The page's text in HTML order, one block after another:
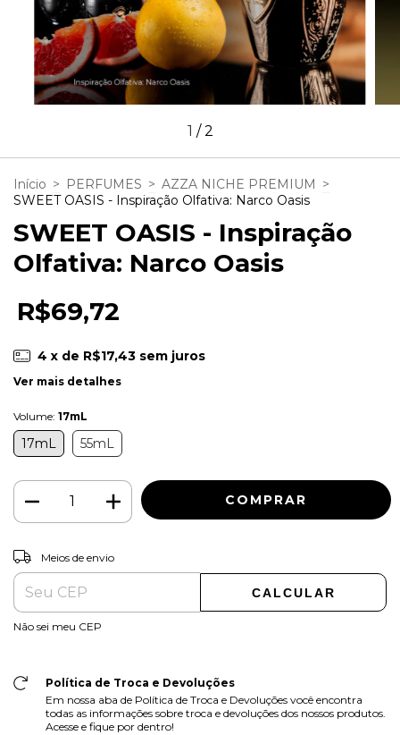
1 /2
Início > PERFUMES > AZZA NICHE PREMIUM >
SWEET OASIS - Inspiração Olfativa: Narco Oasis
SWEET OASIS - Inspiração
Olfativa: Narco Oasis
R$69,72
4 x de R$17,43 sem juros
Ver mais detalhes
Volume: 17mL
17mL 55mL
Entregas para o CEP:
Meios de envio
CALCULAR
Não sei meu CEP
Política de Troca e Devoluções
Em nossa aba de Política de Troca e Devoluções você encontra
todas as informações sobre troca e devoluções dos nossos produtos.
Acesse e fique por dentro!